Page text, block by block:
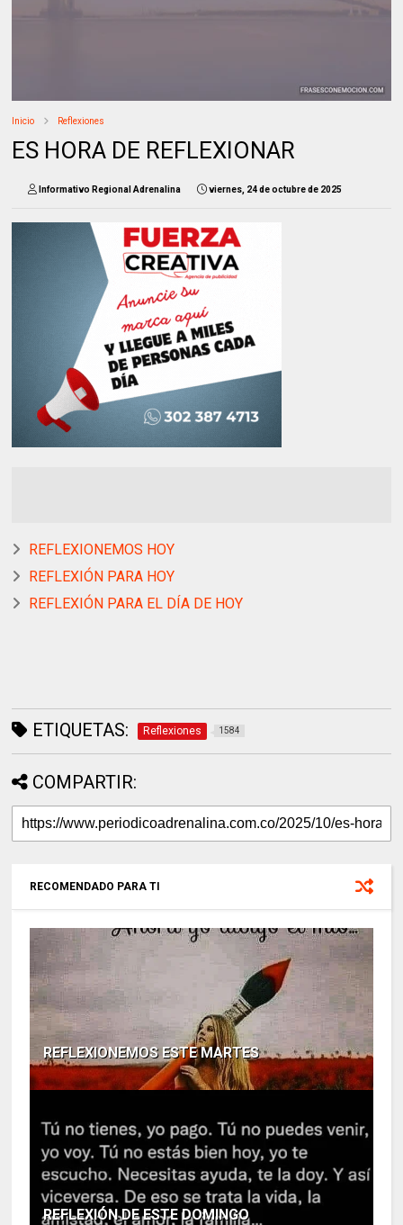
Inicio Reflexiones
ES HORA DE REFLEXIONAR
Informativo Regional Adrenalina viernes, 24 de octubre de 2025
REFLEXIONEMOS HOY
REFLEXIÓN PARA HOY
REFLEXIÓN PARA EL DÍA DE HOY
ETIQUETAS: Reflexiones 1584
COMPARTIR:
RECOMENDADO PARA TI
REFLEXIONEMOS ESTE MARTES
REFLEXIÓN DE ESTE DOMINGO